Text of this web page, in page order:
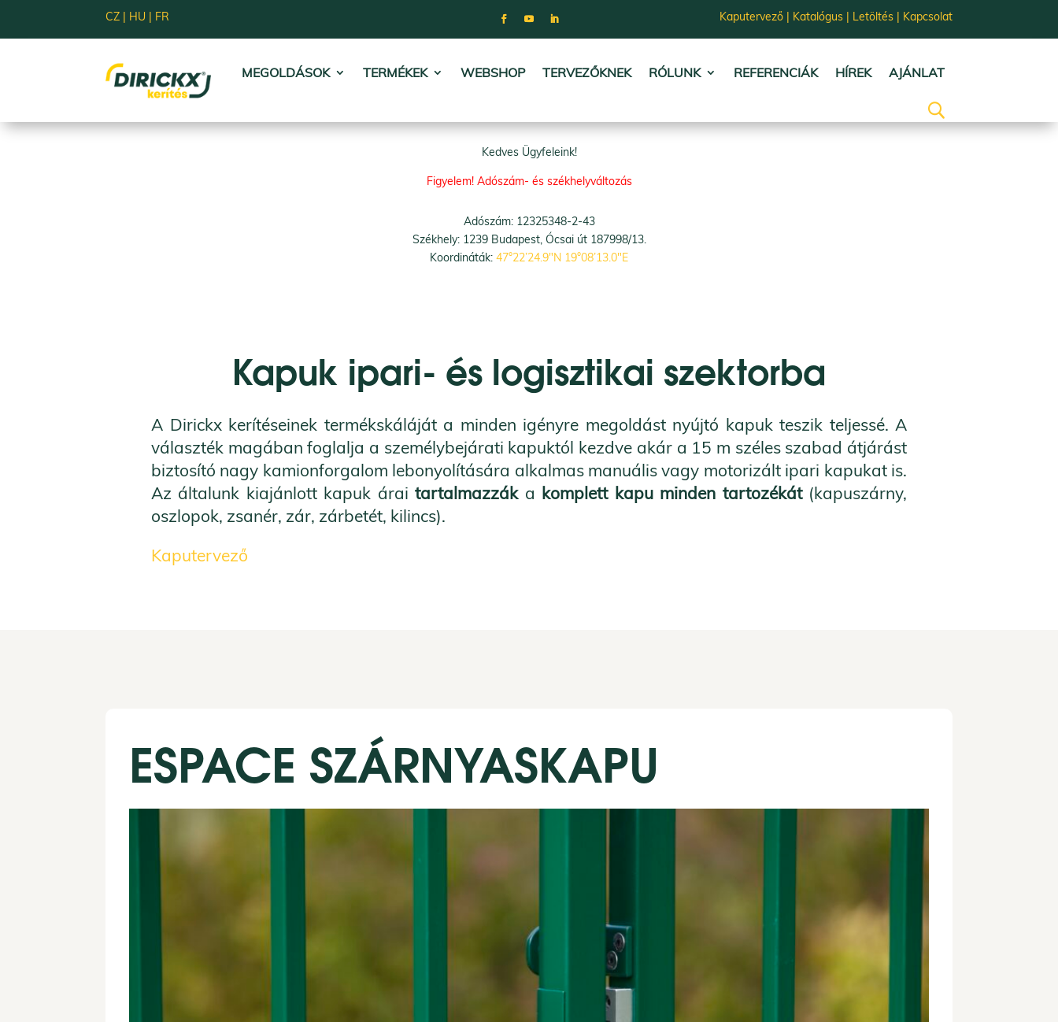
CZ | HU | FR Kaputervező | Katalógus | Letöltés | Kapcsolat
MEGOLDÁSOK TERMÉKEK WEBSHOP TERVEZŐKNEK RÓLUNK REFERENCIÁK HÍREK AJÁNLAT
Kedves Ügyfeleink!
Figyelem! Adószám- és székhelyváltozás
Adószám: 12325348-2-43
Székhely: 1239 Budapest, Ócsai út 187998/13.
Koordináták: 47°22’24.9″N 19°08’13.0″E
Kapuk ipari- és logisztikai szektorba
A Dirickx kerítéseinek termékskáláját a minden igényre megoldást nyújtó kapuk teszik teljessé. A
választék magában foglalja a személybejárati kapuktól kezdve akár a 15 m széles szabad átjárást
biztosító nagy kamionforgalom lebonyolítására alkalmas manuális vagy motorizált ipari kapukat is.
Az általunk kiajánlott kapuk áraitartalmazzáka komplett kapu minden tartozékát(kapuszárny,
oszlopok, zsanér, zár, zárbetét, kilincs).
Kaputervező
ESPACE SZÁRNYASKAPU